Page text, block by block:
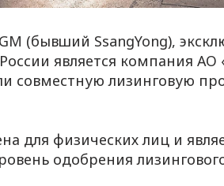
(бывший SsangYong),
является компания
совместную лизинговую
для физических лиц и
одобрения